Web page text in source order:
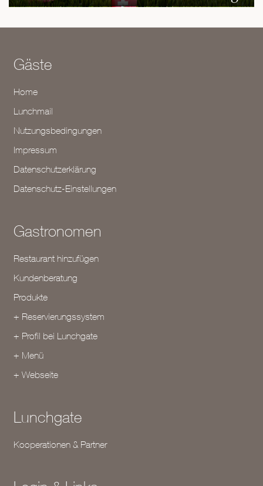
Gäste
Home
Lunchmail
Nutzungsbedingungen
Impressum
Datenschutzerklärung
Datenschutz-Einstellungen
Gastronomen
Restaurant hinzufügen
Kundenberatung
Produkte
+ Reservierungssystem
+ Profil bei Lunchgate
+ Menü
+ Webseite
Lunchgate
Kooperationen & Partner